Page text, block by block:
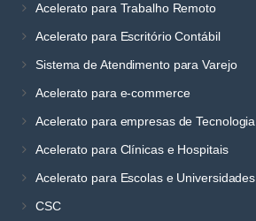
Acelerato para Trabalho Remoto
Acelerato para Escritório Contábil
Sistema de Atendimento para Varejo
Acelerato para e-commerce
Acelerato para empresas de Tecnologia
Acelerato para Clínicas e Hospitais
Acelerato para Escolas e Universidades
CSC